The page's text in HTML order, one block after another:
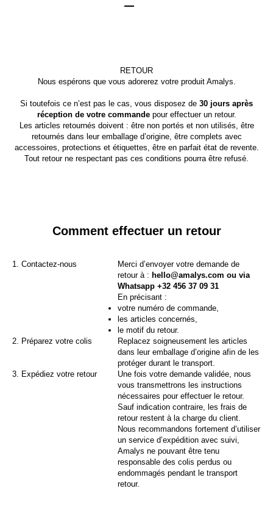
RETOUR
Nous espérons que vous adorerez votre produit Amalys.
Si toutefois ce n’est pas le cas, vous disposez de 30 jours après
réception de votre commandepour effectuer un retour.
Les articles retournés doivent : être non portés et non utilisés, être
retournés dans leur emballage d’origine, être complets avec
accessoires, protections et étiquettes, être en parfait état de revente.
Tout retour ne respectant pas ces conditions pourra être refusé.
Comment effectuer un retour
1. Contactez-nous
Merci d’envoyer votre demande de
retour à : hello@amalys.com ou via
Whatsapp +32 456 37 09 31
En précisant :
votre numéro de commande,
les articles concernés,
le motif du retour.
2. Préparez votre colis
Replacez soigneusement les articles
dans leur emballage d’origine afin de les
protéger durant le transport.
3. Expédiez votre retour
Une fois votre demande validée, nous
vous transmettrons les instructions
nécessaires pour effectuer le retour.
Sauf indication contraire, les frais de
retour restent à la charge du client.
Nous recommandons fortement d’utiliser
un service d’expédition avec suivi,
Amalys ne pouvant être tenu
responsable des colis perdus ou
endommagés pendant le transport
retour.